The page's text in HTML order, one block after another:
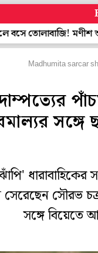
মণীশ শুক্লা খুনে ধৃত
Madhumita sarcar
সেরেছেন সৌরভ
সঙ্গে বিয়েতে